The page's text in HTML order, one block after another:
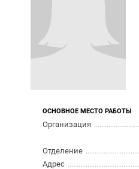
ОСНОВНОЕ МЕСТО РАБОТЫ
Организация
Отделение
Адрес